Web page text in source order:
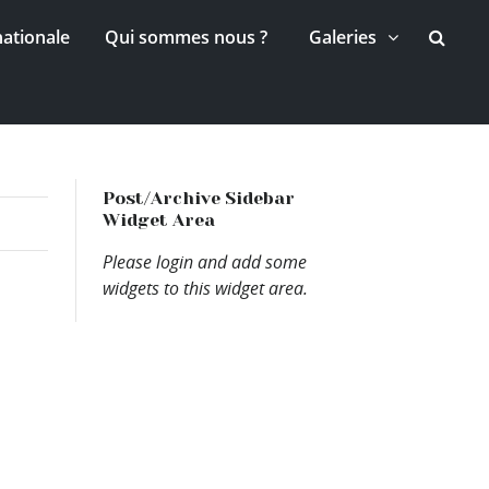
Qui sommes nous ? Galeries
Post/Archive Sidebar
Widget Area
Please login and add some
widgets to this widget area.